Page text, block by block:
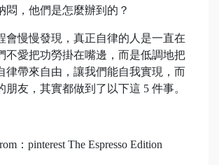
悶，他們是怎麼辦到的？
會慢慢發現，真正自律的人是一直在
不愛把功勞掛在嘴邊，而是低調地把
律帶來自由，讓我們能自我實現，而
朋友，其實都做到了以下這 5 件事。
：pinterest The Espresso Edition